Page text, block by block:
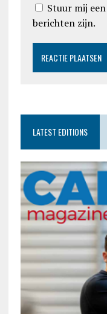
Stuur mij
berichten zijn.
LATEST EDITIONS